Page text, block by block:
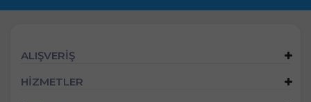
ALIŞVERİŞ
HİZMETLER